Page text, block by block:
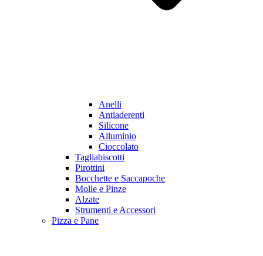
Anelli
Antiaderenti
Silicone
Alluminio
Cioccolato
Tagliabiscotti
Pirottini
Bocchette e Saccapoche
Molle e Pinze
Alzate
Strumenti e Accessori
Pizza e Pane